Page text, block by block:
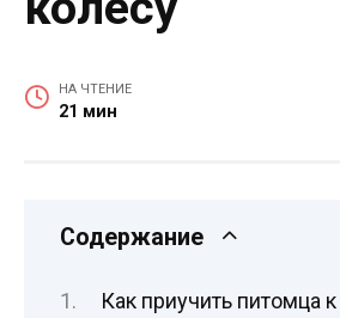
НА ЧТЕНИЕ
21 мин
Содержание
Как приучить питомца